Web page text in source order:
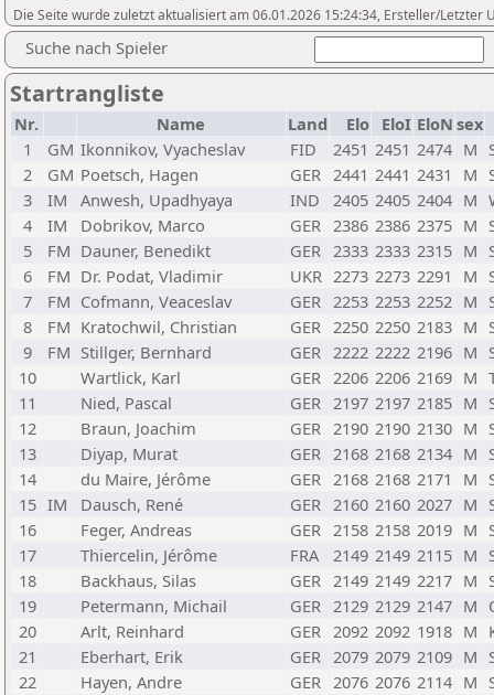
Die Seite wurde zuletzt aktualisiert am 06.01.2026 15:24:34, Ersteller/Letzter
Suche nach Spieler
Startrangliste
Nr. Name Land Elo EloI EloN sex
1
GM Ikonnikov, Vyacheslav FID 2451 2451 2474 M
2
GM Poetsch, Hagen GER 2441 2441 2431 M
3
IM Anwesh, Upadhyaya IND 2405 2405 2404 M
4
IM Dobrikov, Marco GER 2386 2386 2375 M
5
FM Dauner, Benedikt GER 2333 2333 2315 M
6
FM Dr. Podat, Vladimir UKR 2273 2273 2291 M
7
FM Cofmann, Veaceslav GER 2253 2253 2252 M
8
FM Kratochwil, Christian GER 2250 2250 2183 M
9
FM Stillger, Bernhard GER 2222 2222 2196 M
10
Wartlick, Karl GER 2206 2206 2169 M
11
Nied, Pascal GER 2197 2197 2185 M
12
Braun, Joachim GER 2190 2190 2130 M
13
Diyap, Murat GER 2168 2168 2134 M
14
du Maire, Jérôme GER 2168 2168 2171 M
15 IM Dausch, René GER 2160 2160 2027 M
16
Feger, Andreas GER 2158 2158 2019 M
17
Thiercelin, Jérôme FRA 2149 2149 2115 M
18
Backhaus, Silas GER 2149 2149 2217 M
19
Petermann, Michail GER 2129 2129 2147 M
20
Arlt, Reinhard GER 2092 2092 1918 M
21
Eberhart, Erik GER 2079 2079 2109 M
22
Hayen, Andre GER 2076 2076 2114 M